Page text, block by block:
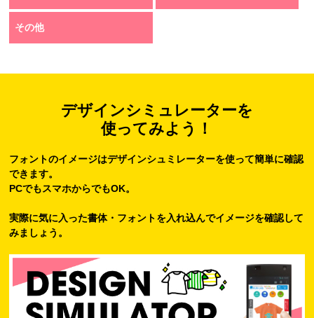
その他
デザインシミュレーターを
使ってみよう！
フォントのイメージはデザインシュミレーターを使って簡単に確認
できます。
PCでもスマホからでもOK。
実際に気に入った書体・フォントを入れ込んでイメージを確認して
みましょう。